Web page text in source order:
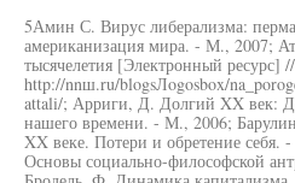
5Амин С. Вирус либерализма:
американизация мира. - М., 2007;
тысячелетия [Электронный ресурс]
http://nnш.ru/blogsЛogosbox/
attali/; Арриги, Д. Долгий XX век:
нашего времени. - М., 2006;
XX веке. Потери и обретение
Основы социально-философской